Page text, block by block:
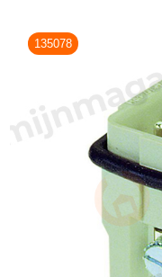
135078